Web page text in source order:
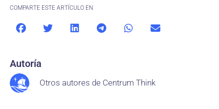
COMPARTE ESTE ARTÍCULO EN
Autoría
Otros autores de Centrum Think